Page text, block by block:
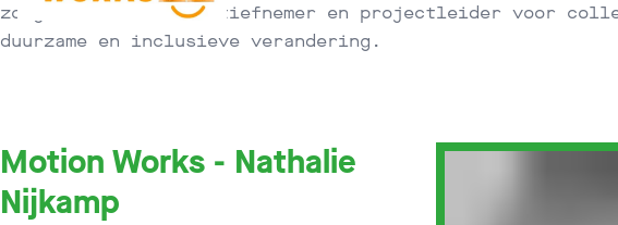
zorgzaamheid. Initiatiefnemer en projectleider voor
duurzame en inclusieve verandering.
Motion Works - Nathalie
Nijkamp